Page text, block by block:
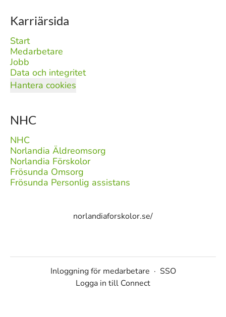
Karriärsida
Start
Medarbetare
Jobb
Data och integritet
Hantera cookies
NHC
NHC
Norlandia Äldreomsorg
Norlandia Förskolor
Frösunda Omsorg
Frösunda Personlig assistans
norlandiaforskolor.se/
Inloggning för medarbetare · SSO
Logga in till Connect